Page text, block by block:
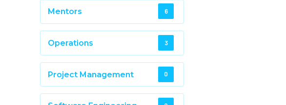
Mentors 6
Operations 3
Project Management 0